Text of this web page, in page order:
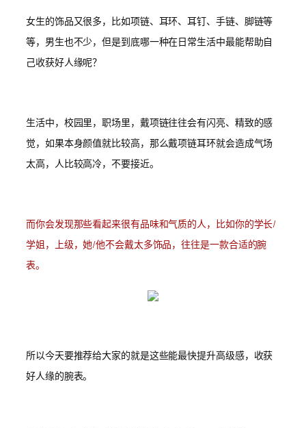
女生的饰品又很多，比如项链、耳环、耳钉、手链、脚链等
等，男生也不少，但是到底哪一种在日常生活中最能帮助自
己收获好人缘呢？
生活中，校园里，职场里，戴项链往往会有闪亮、精致的感
觉，如果本身颜值就比较高，那么戴项链耳环就会造成气场
太高，人比较高冷，不要接近。
而你会发现那些看起来很有品味和气质的人，比如你的学长/
学姐，上级，她/他不会戴太多饰品，往往是一款合适的腕
表。
所以今天要推荐给大家的就是这些能最快提升高级感，收获
好人缘的腕表。